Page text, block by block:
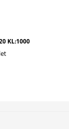
KL:1000